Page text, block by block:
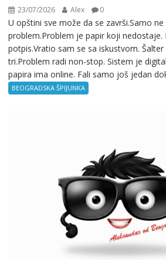
23/07/2026 Alex 0
U opštini sve može da se završi.Samo
problem.Problem je papir koji
potpis.Vratio sam se sa iskustvom.
tri.Problem radi non-stop. Sistem je
papira ima online. Fali samo još jedan
BEOGRADSKA ŠPIJUNKA